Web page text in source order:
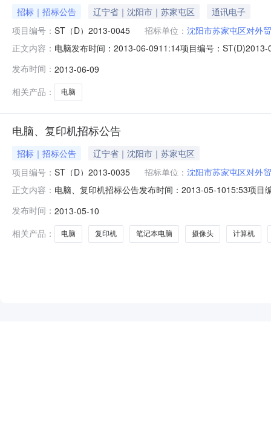
招标｜招标公告 辽宁省｜沈阳市｜苏家屯区
通讯电子
项目编号： ST（D）2013-0045 招标单位： 沈阳市苏家屯区对外
正文内容： 电脑发布时间：2013-06-0911:14项目编号：
项目在国内以协议供货方式组织采购。欢迎合格的投标
发布时间： 2013-06-09
相关产品：
电脑
电脑、复印机招标公告
招标｜招标公告
辽宁省｜沈阳市｜苏家屯区
项目编号： ST（D）2013-0035 招标单位： 沈阳市苏家屯区对外
正文内容： 电脑、复印机招标公告发布时间：2013-05-1015:53项
位委托，对电脑、复印机项目在国内以协议供货方式组
发布时间： 2013-05-10
相关产品：
电脑 复印机 笔记本电脑 摄像头 计算机